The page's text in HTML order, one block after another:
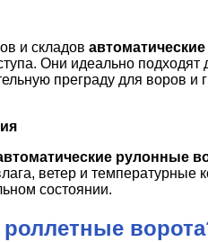
и складов
Они идеально
преграду для воров
рулонные
ветер и температурные
состоянии.